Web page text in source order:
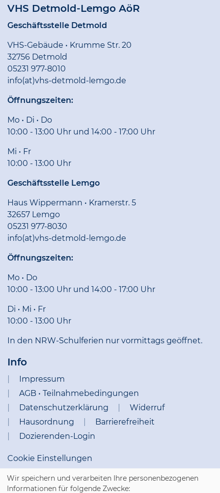
VHS Detmold-Lemgo AöR
Geschäftsstelle Detmold
VHS-Gebäude • Krumme Str. 20
32756 Detmold
05231 977-8010
info(at)vhs-detmold-lemgo.de
Öffnungszeiten:
Mo • Di • Do
10:00 - 13:00 Uhr und 14:00 - 17:00 Uhr
Mi • Fr
10:00 - 13:00 Uhr
Geschäftsstelle Lemgo
Haus Wippermann • Kramerstr. 5
32657 Lemgo
05231 977-8030
info(at)vhs-detmold-lemgo.de
Öffnungszeiten:
Mo • Do
10:00 - 13:00 Uhr und 14:00 - 17:00 Uhr
Di • Mi • Fr
10:00 - 13:00 Uhr
In den NRW-Schulferien nur vormittags geöffnet.
Info
Impressum
AGB • Teilnahmebedingungen
Datenschutzerklärung
Widerruf
Hausordnung
Barrierefreiheit
Dozierenden-Login
Cookie Einstellungen
Wir speichern und verarbeiten Ihre personenbezogenen
Informationen für folgende Zwecke: